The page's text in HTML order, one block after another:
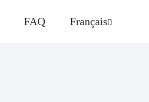
FAQ Français